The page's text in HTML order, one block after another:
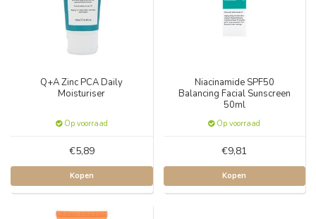
Q+A Zinc PCA Daily
Moisturiser
Op voorraad
€5,89
Kopen
Niacinamide SPF50
Balancing Facial Sunscreen
50ml
Op voorraad
€9,81
Kopen